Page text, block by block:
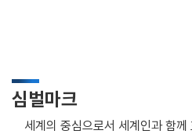
심벌마크
세계의 중심으로서 세계인과 함